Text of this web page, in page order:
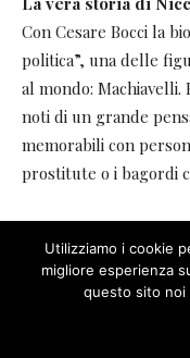
Utilizziamo i cookie
migliore esperienza
questo sito noi